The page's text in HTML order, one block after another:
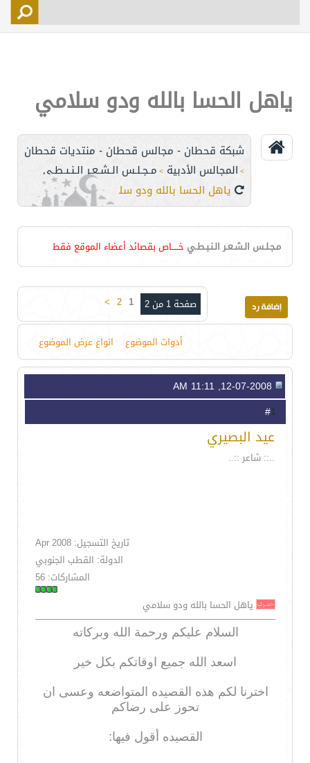
اتصل بنا
ياهل الحسا بالله ودو سلامي
شبكة قحطان - مجالس قحطان - منتديات قحطان
> المجالس الأدبية > مـجـلـس الـشـعـر الـنـبـطـي
ياهل الحسا بالله ودو سلامي
مـجـلـس الـشـعـر الـنـبـطـي خـــــاص بقصائد أعضاء الموقع فقط
صفحة 1 من 2 1
2
>
أدوات الموضوع انواع عرض الموضوع
1
عيد البصيري
..:: شاعر ::..
تاريخ التسجيل: Apr 2008
الدولة: القطب الجنوبي
المشاركات: 56
ياهل الحسا بالله ودو سلامي
السلام عليكم ورحمة الله وبركاته
اسعد الله جميع اوقاتكم بكل خير
اخترنا لكم هذه القصيده المتواضعه وعسى ان
تحوز على رضاكم
القصيده أقول فيها: